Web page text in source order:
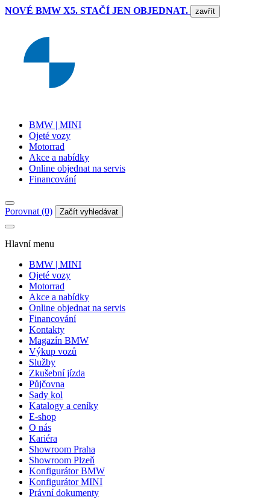
NOVÉ BMW X5. STAČÍ JEN OBJEDNAT. zavřít
BMW | MINI
Ojeté vozy
Motorrad
Akce a nabídky
Online objednat na servis
Financování
Porovnat (0) Začít vyhledávat
Hlavní menu
BMW | MINI
Ojeté vozy
Motorrad
Akce a nabídky
Online objednat na servis
Financování
Kontakty
Magazín BMW
Výkup vozů
Služby
Zkušební jízda
Půjčovna
Sady kol
Katalogy a ceníky
E-shop
O nás
Kariéra
Showroom Praha
Showroom Plzeň
Konfigurátor BMW
Konfigurátor MINI
Právní dokumenty